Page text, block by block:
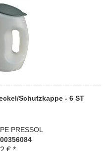
Schutzkappe - 6 ST
PRESSOL